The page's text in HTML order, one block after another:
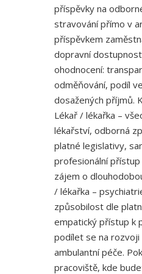
příspěvky na
stravování přímo v
příspěvkem
dopravní
ohodnocení:
odměňování, podíl
dosažených příjmů.
Lékař / lékařka –
lékařství, odborná
platné legislativy,
profesionální
zájem o
/ lékařka –
způsobilost dle
empatický přístup k
podílet se na
ambulantní péče.
pracoviště, kde